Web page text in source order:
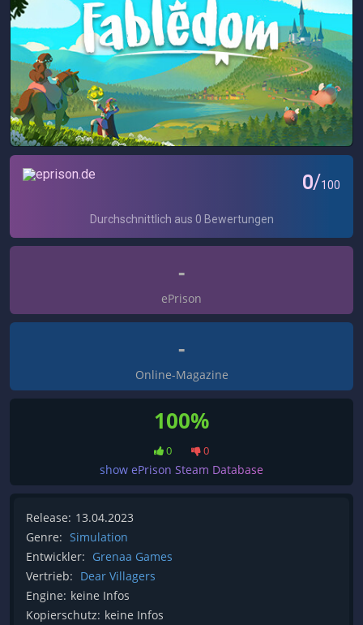
-
ePrison
-
Online-Magazine
100%
0 0
show ePrison Steam Database
Release: 13.04.2023
Genre: Simulation
Entwickler: Grenaa Games
Vertrieb: Dear Villagers
Engine: keine Infos
Kopierschutz: keine Infos